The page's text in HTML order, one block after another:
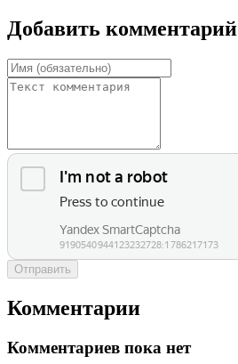
Добавить комментарий
Отправить
Комментарии
Комментариев пока нет